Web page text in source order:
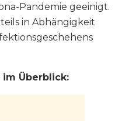
Pandemie geeinigt.
in Abhängigkeit
Überblick: